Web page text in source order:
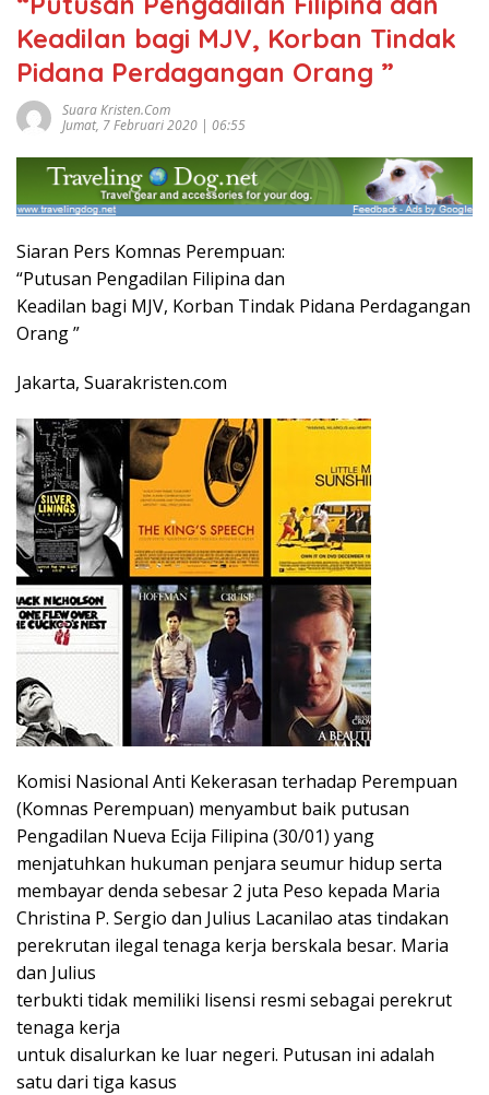
Keadilan bagi MJV, Korban Tindak
Pidana Perdagangan Orang ”
Suara Kristen.com
Jumat, 7 Februari 2020 | 06:55
Siaran Pers Komnas Perempuan:
“Putusan Pengadilan Filipina dan
Keadilan bagi MJV, Korban Tindak Pidana Perdagangan
Orang ”
Jakarta, Suarakristen.com
Komisi Nasional Anti Kekerasan terhadap Perempuan
(Komnas Perempuan) menyambut baik putusan
Pengadilan Nueva Ecija Filipina (30/01) yang
menjatuhkan hukuman penjara seumur hidup serta
membayar denda sebesar 2 juta Peso kepada Maria
Christina P. Sergio dan Julius Lacanilao atas tindakan
perekrutan ilegal tenaga kerja berskala besar. Maria
dan Julius
terbukti tidak memiliki lisensi resmi sebagai perekrut
tenaga kerja
untuk disalurkan ke luar negeri. Putusan ini adalah
satu dari tiga kasus